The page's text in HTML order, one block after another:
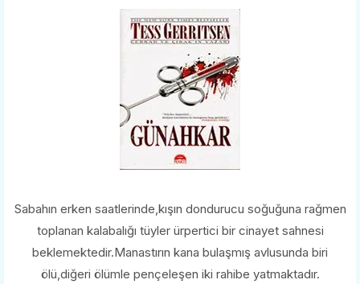
Sabahın erken saatlerinde,kışın dondurucu soğuğuna rağmen
toplanan kalabalığı tüyler ürpertici bir cinayet sahnesi
beklemektedir.Manastırın kana bulaşmış avlusunda biri
ölü,diğeri ölümle pençeleşen iki rahibe yatmaktadır.